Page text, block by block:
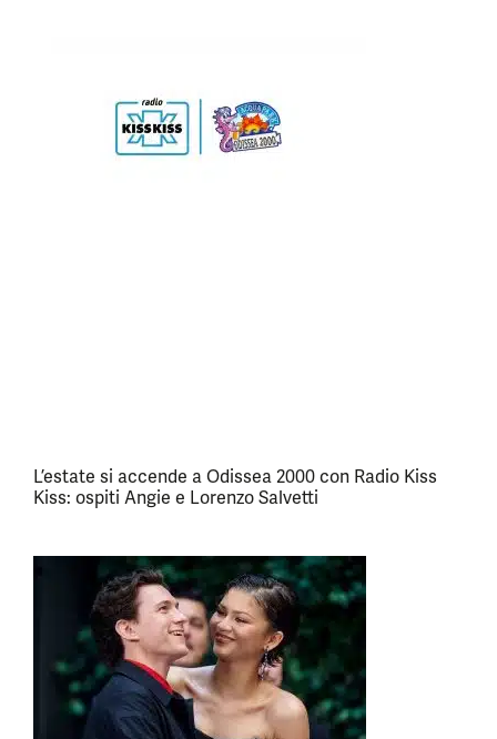
L’estate si accende a Odissea 2000 con Radio Kiss
Kiss: ospiti Angie e Lorenzo Salvetti